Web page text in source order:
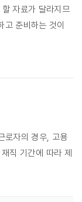
자료가 달라지므
준비하는 것이
로자의 경우, 고용
직 기간에 따라 제